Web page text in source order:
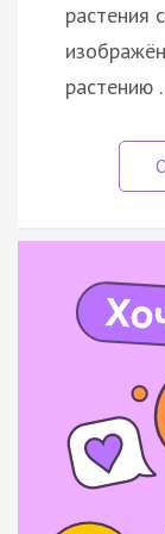
растения
растению